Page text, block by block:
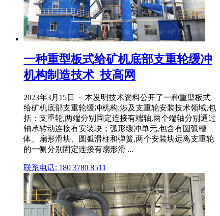
一种重型板式给矿机底部支重轮缓冲
机构制造技术_技高网
2023年3月15日 · 本发明技术资料公开了一种重型板式
给矿机底部支重轮缓冲机构,涉及支重轮安装技术领域,包
括：支重轮,两端分别固定连接有端轴,两个端轴分别通过
轴承转动连接有安装块；弧形缓冲单元,包含有圆弧槽
体、扇形滑块、圆弧滑柱和弹簧,两个安装块远离支重轮
的一侧分别固定连接有扇形滑 ...
联系电话: 180 3780 8511